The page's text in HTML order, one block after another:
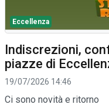
Eccellenza
Indiscrezioni,
piazze di
19/07/2026 14:46
Ci sono novità e ritorno